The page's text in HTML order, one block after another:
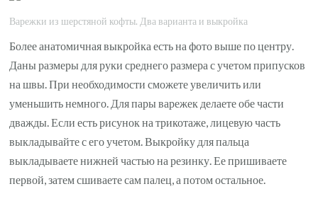
Варежки из шерстяной кофты. Два варианта и выкройка
Более анатомичная выкройка есть на фото выше по центру.
Даны размеры для руки среднего размера с учетом припусков
на швы. При необходимости сможете увеличить или
уменьшить немного. Для пары варежек делаете обе части
дважды. Если есть рисунок на трикотаже, лицевую часть
выкладывайте с его учетом. Выкройку для пальца
выкладываете нижней частью на резинку. Ее пришиваете
первой, затем сшиваете сам палец, а потом остальное.